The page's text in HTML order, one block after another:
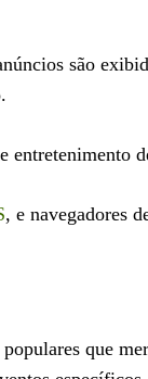
são
entretenimento
, e navegadores
que